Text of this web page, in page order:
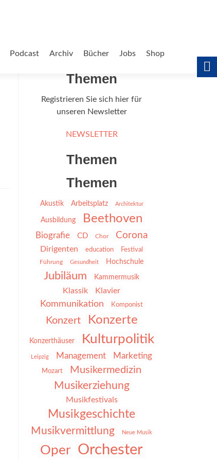
Podcast Archiv Bücher Jobs Shop
Themen
Registrieren Sie sich hier für
unseren Newsletter
NEWSLETTER
Themen
Themen
Akustik Arbeitsplatz Architektur
Ausbildung Beethoven
Biografie CD Chor Corona
Dirigenten education
Festival
Führung
Gesundheit Hochschule
Jubiläum Kammermusik
Klassik Klavier
Kommunikation Komponist
Konzert Konzerte
Konzerthäuser Kulturpolitik
Leipzig Management Marketing
Mozart Musikermedizin
Musikerziehung
Musikfestivals
Musikgeschichte
Musikvermittlung Neue Musik
Oper Orchester